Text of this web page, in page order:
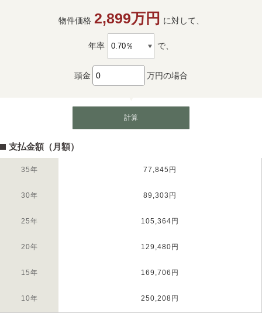
物件価格 2,899万円 に対して、
年率 で、
頭金 万円の場合
計算
支払金額（月額）
35年 77,845円
30年 89,303円
25年 105,364円
20年 129,480円
15年 169,706円
10年 250,208円